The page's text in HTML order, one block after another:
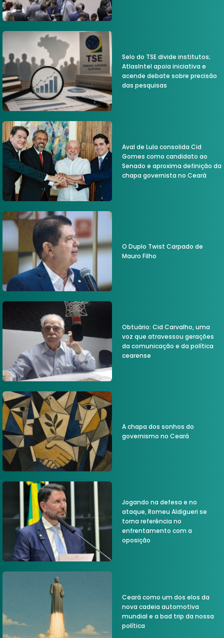
Selo do TSE divide institutos;
AtlasIntel apoia iniciativa e
acende debate sobre precisão
das pesquisas
Aval de Lula consolida Cid
Gomes como candidato ao
Senado e aproxima definição da
chapa governista no Ceará
O Duplo Twist Carpado de
Mauro Filho
Obtuário: Cid Carvalho, uma
voz que atravessou gerações
da comunicação e da política
cearense
A chapa dos sonhos do
governismo no Ceará
Jogando na defesa e no
ataque, Romeu Aldigueri se
torna referência no
enfrentamento com a
oposição
Ceará como um dos elos da
nova cadeia automotiva
mundial e a bad trip da nossa
política